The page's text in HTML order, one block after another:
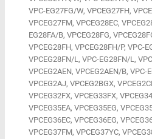
VPC-EG27FG/W, VPCEG27FH,
VPCEG27FM, VPCEG28EC,
EG28FA/B, VPCEG28FG,
VPCEG28FH, VPCEG28FH/P, VPC-
VPCEG28FN/L, VPC-EG28FN/L,
VPCEG2AEN, VPCEG2AEN/B, VPC-
VPCEG2AJ, VPCEG2BGX,
VPCEG32FX, VPCEG33FX,
VPCEG35EA, VPCEG35EG,
VPCEG36EC, VPCEG36EG,
VPCEG37FM, VPCEG37YC,